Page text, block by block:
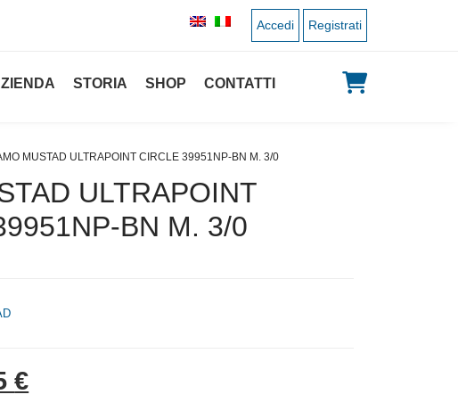
Accedi Registrati
STORIA SHOP CONTATTI
MUSTAD ULTRAPOINT CIRCLE 39951NP-BN M. 3/0
ULTRAPOINT
BN M. 3/0
originale era: 4,50 €.
€Il prezzo attuale è: 2,25 €.